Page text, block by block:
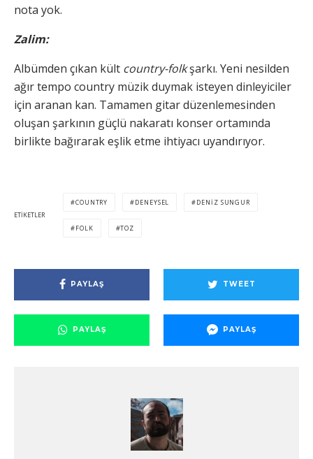
nota yok.
Zalim:
Albümden çıkan kült country-folkşarkı. Yeni nesilden
ağır tempo country müzik duymak isteyen dinleyiciler
için aranan kan. Tamamen gitar düzenlemesinden
oluşan şarkının güçlü nakaratı konser ortamında
birlikte bağırarak eşlik etme ihtiyacı uyandırıyor.
ETIKETLER
COUNTRY DENEYSEL DENIZ SUNGUR
FOLK TOZ
PAYLAŞ TWEET
PAYLAŞ PAYLAŞ